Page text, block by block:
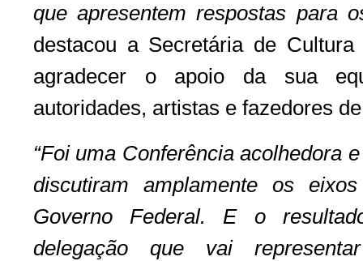
que apresentem respostas para
destacou a Secretária de
agradecer o apoio da sua
autoridades, artistas e fazedores
“Foi uma Conferência acolhedora
discutiram amplamente os
Governo Federal. E o
delegação que vai